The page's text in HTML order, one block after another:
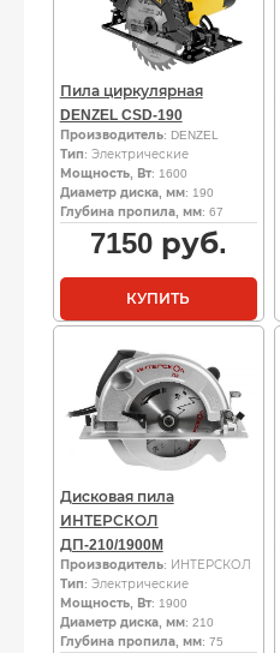
Пила циркулярная
DENZEL CSD-190
Производитель: DENZEL
Тип: Электрические
Мощность, Вт: 1600
Диаметр диска, мм: 190
Глубина пропила, мм: 67
7150руб.
КУПИТЬ
Дисковая пила
ИНТЕРСКОЛ
ДП-210/1900M
Производитель: ИНТЕРСКОЛ
Тип: Электрические
Мощность, Вт: 1900
Диаметр диска, мм: 210
Глубина пропила, мм: 75